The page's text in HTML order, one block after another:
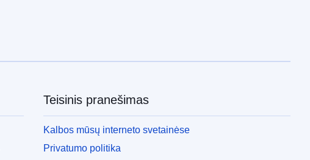
Teisinis pranešimas
Kalbos mūsų interneto svetainėse
Privatumo politika